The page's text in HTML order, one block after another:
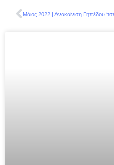
Μάιος 2022 | Ανακαίνιση Γηπέδου